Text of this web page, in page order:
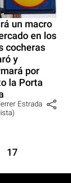
un macro
en los
cocheras
y
por
la Porta
Estrada
17